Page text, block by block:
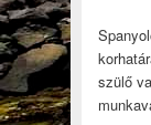
szülő